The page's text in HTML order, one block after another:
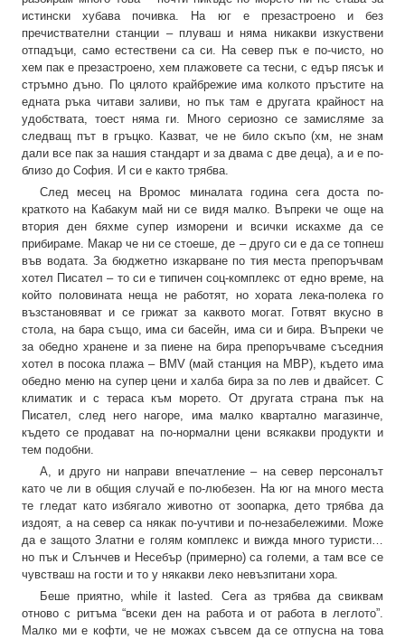
истински хубава почивка. На юг е презастроено и без
пречиствателни станции – плуваш и няма никакви изкуствени
отпадъци, само естествени са си. На север пък е по-чисто, но
хем пак е презастроено, хем плажовете са тесни, с едър пясък и
стръмно дъно. По цялото крайбрежие има колкото пръстите на
едната ръка читави заливи, но пък там е другата крайност на
удобствата, тоест няма ги. Много сериозно се замисляме за
следващ път в гръцко. Казват, че не било скъпо (хм, не знам
дали все пак за нашия стандарт и за двама с две деца), а и е по-
близо до София. И си е както трябва.
След месец на Вромос миналата година сега доста по-
краткото на Кабакум май ни се видя малко. Въпреки че още на
втория ден бяхме супер изморени и всички искахме да се
прибираме. Макар че ни се стоеше, де – друго си е да се топнеш
във водата. За бюджетно изкарване по тия места препоръчвам
хотел Писател – то си е типичен соц-комплекс от едно време, на
който половината неща не работят, но хората лека-полека го
възстановяват и се грижат за каквото могат. Готвят вкусно в
стола, на бара също, има си басейн, има си и бира. Въпреки че
за обедно хранене и за пиене на бира препоръчваме съседния
хотел в посока плажа – BMV (май станция на МВР), където има
обедно меню на супер цени и халба бира за по лев и двайсет. С
климатик и с тераса към морето. От другата страна пък на
Писател, след него нагоре, има малко квартално магазинче,
където се продават на по-нормални цени всякакви продукти и
тем подобни.
А, и друго ни направи впечатление – на север персоналът
като че ли в общия случай е по-любезен. На юг на много места
те гледат като избягало животно от зоопарка, дето трябва да
издоят, а на север са някак по-учтиви и по-незабележими. Може
да е защото Златни е голям комплекс и вижда много туристи…
но пък и Слънчев и Несебър (примерно) са големи, а там все се
чувстваш на гости и то у някакви леко невъзпитани хора.
Беше приятно, while it lasted. Сега аз трябва да свиквам
отново с ритъма “всеки ден на работа и от работа в леглото”.
Малко ми е кофти, че не можах съвсем да се отпусна на това